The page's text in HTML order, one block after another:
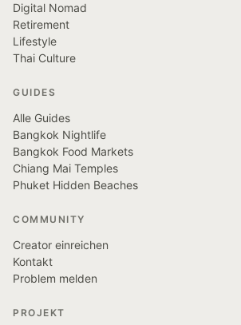
Digital Nomad
Retirement
Lifestyle
Thai Culture
GUIDES
Alle Guides
Bangkok Nightlife
Bangkok Food Markets
Chiang Mai Temples
Phuket Hidden Beaches
COMMUNITY
Creator einreichen
Kontakt
Problem melden
PROJEKT